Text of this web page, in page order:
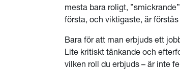
mesta bara roligt,
första, och viktigaste, är
Bara för att man erbjuds ett
Lite kritiskt tänkande och
vilken roll du erbjuds – är inte